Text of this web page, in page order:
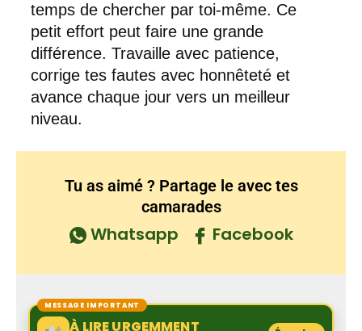
temps de chercher par toi-même. Ce
petit effort peut faire une grande
différence. Travaille avec patience,
corrige tes fautes avec honnêteté et
avance chaque jour vers un meilleur
niveau.
Tu as aimé ? Partage le avec tes
camarades
Whatsapp Facebook
MESSAGE IMPORTANT
À LIRE URGEMMENT